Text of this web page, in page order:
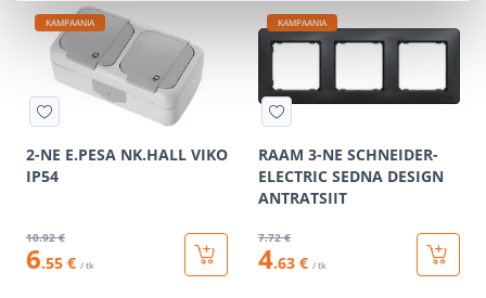
KAMPAANIA
2-NE E.PESA NK.HALL VIKO
IP54
10.92 €
6.55 € / tk
KAMPAANIA
RAAM 3-NE SCHNEIDER-
ELECTRIC SEDNA DESIGN
ANTRATSIIT
7.72 €
4.63 € / tk